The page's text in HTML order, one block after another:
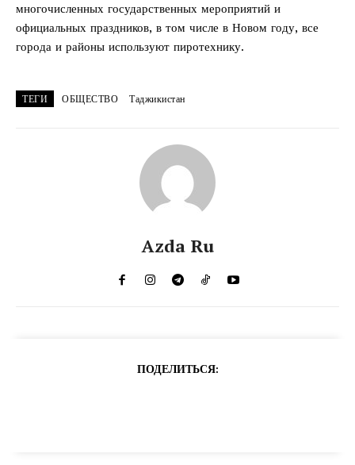
многочисленных государственных мероприятий и
официальных праздников, в том числе в Новом году, все
города и районы используют пиротехнику.
ТЕГИ ОБЩЕСТВО Таджикистан
Azda Ru
ПОДЕЛИТЬСЯ: